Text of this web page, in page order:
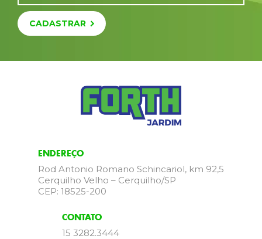
CADASTRAR
CONTATO
15 3282.3444
ENDEREÇO
Rod Antonio Romano Schincariol, km 92,5
Cerquilho Velho – Cerquilho/SP
CEP: 18525-200